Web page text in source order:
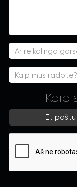
Kaip mus radote?
Kaip
El. paštu